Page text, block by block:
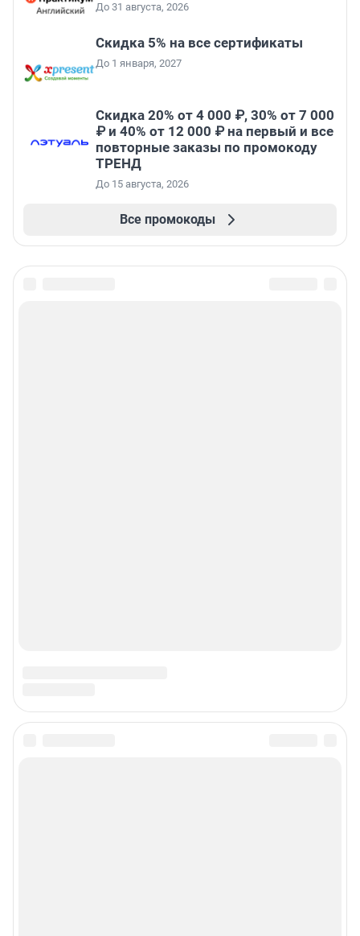
До 31 августа, 2026
Скидка 5% на все сертификаты
До 1 января, 2027
Скидка 20% от 4 000 ₽, 30% от 7 000
₽ и 40% от 12 000 ₽ на первый и все
повторные заказы по промокоду
ТРЕНД
До 15 августа, 2026
Все промокоды